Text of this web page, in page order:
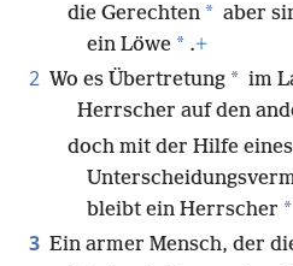
die Gerechten * aber
ein Löwe * .+
2 Wo es Übertretung * im
Herrscher auf den
doch mit der Hilfe
bleibt ein Herrscher *
3 Ein armer Mensch, der